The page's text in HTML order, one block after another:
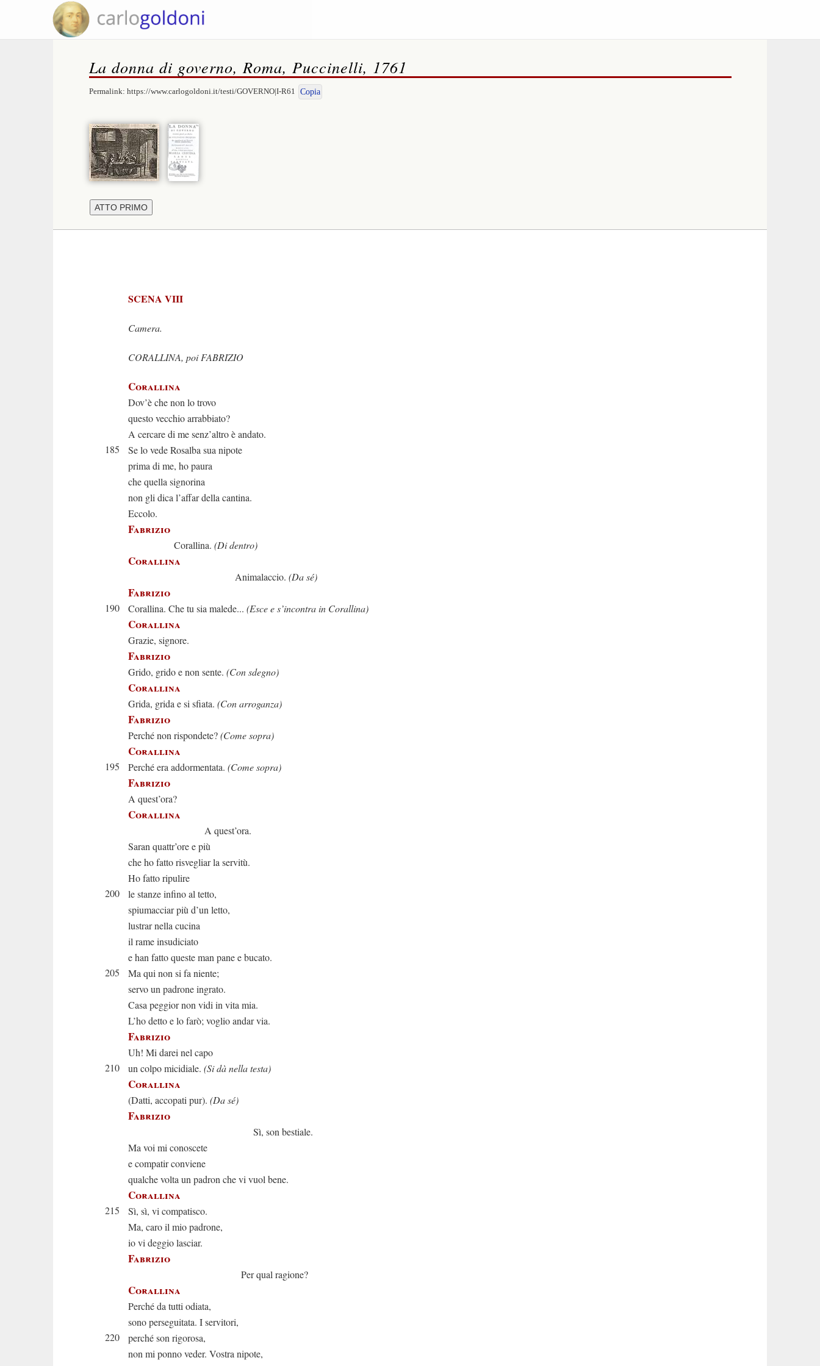
La donna di governo, Roma, Puccinelli, 1761
Permalink: https://www.carlogoldoni.it/testi/GOVERNO|I-R61 Copia
SCENA VIII
Camera.
CORALLINA, poi FABRIZIO
Corallina
Dov’è che non lo trovo
questo vecchio arrabbiato?
A cercare di me senz’altro è andato.
185
Se lo vede Rosalba sua nipote
prima di me, ho paura
che quella signorina
non gli dica l’affar della cantina.
Eccolo.
Fabrizio
Corallina. (Di dentro)
Corallina
Animalaccio. (Da sé)
Fabrizio
190 Corallina. Che tu sia malede... (Esce e s’incontra in Corallina)
Corallina
Grazie, signore.
Fabrizio
Grido, grido e non sente. (Con sdegno)
Corallina
Grida, grida e si sfiata. (Con arroganza)
Fabrizio
Perché non rispondete?(Come sopra)
Corallina
195 Perché era addormentata. (Come sopra)
Fabrizio
A quest’ora?
Corallina
A quest’ora.
Saran quattr’ore e più
che ho fatto risvegliar la servitù.
Ho fatto ripulire
200
le stanze infino al tetto,
spiumacciar più d’un letto,
lustrar nella cucina
il rame insudiciato
e han fatto queste man pane e bucato.
205
Ma qui non si fa niente;
servo un padrone ingrato.
Casa peggior non vidi in vita mia.
L’ho detto e lo farò; voglio andar via.
Fabrizio
Uh! Mi darei nel capo
210
un colpo micidiale. (Si dà nella testa)
Corallina
(Datti, accopati pur). (Da sé)
Fabrizio
Sì, son bestiale.
Ma voi mi conoscete
e compatir conviene
qualche volta un padron che vi vuol bene.
Corallina
215
Sì, sì, vi compatisco.
Ma, caro il mio padrone,
io vi deggio lasciar.
Fabrizio
Per qual ragione?
Corallina
Perché da tutti odiata,
sono perseguitata. I servitori,
220
perché son rigorosa,
non mi ponno veder. Vostra nipote,